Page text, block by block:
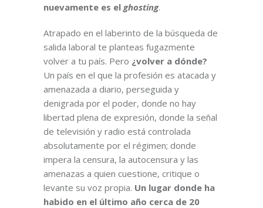
nuevamente es el ghosting.
Atrapado en el laberinto de la búsqueda de
salida laboral te planteas fugazmente
volver a tu país. Pero ¿volver a dónde?
Un país en el que la profesión es atacada y
amenazada a diario, perseguida y
denigrada por el poder, donde no hay
libertad plena de expresión, donde la señal
de televisión y radio está controlada
absolutamente por el régimen; donde
impera la censura, la autocensura y las
amenazas a quien cuestione, critique o
levante su voz propia. Un lugar donde ha
habido en el último año cerca de 20